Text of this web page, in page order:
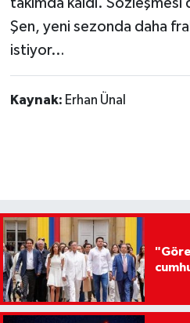
Şen, yeni sezonda daha
istiyor…
Kaynak: Erhan Ünal